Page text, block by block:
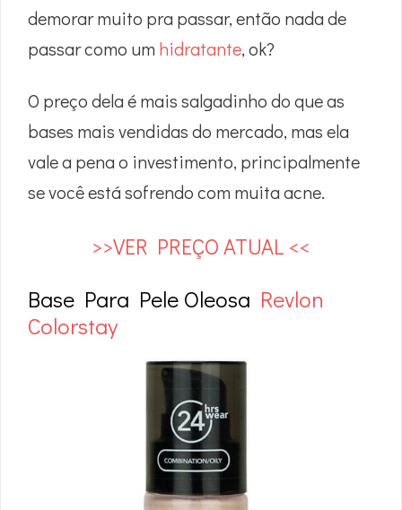
demorar muito pra passar, então nada de
passar como um hidratante, ok?
O preço dela é mais salgadinho do que as
bases mais vendidas do mercado, mas ela
vale a pena o investimento, principalmente
se você está sofrendo com muita acne.
>>VER PREÇO ATUAL <<
Base Para Pele Oleosa Revlon
Colorstay